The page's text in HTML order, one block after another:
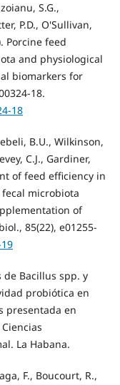
S.G.,
P.D., O'Sullivan,
Porcine feed
and physiological
biomarkers for
18.
18
B.U., Wilkinson,
C.J., Gardiner,
of feed efficiency in
microbiota
of
85(22), e01255-
de Bacillus spp. y
probiótica en
presentada en
La Habana.
F., Boucourt, R.,